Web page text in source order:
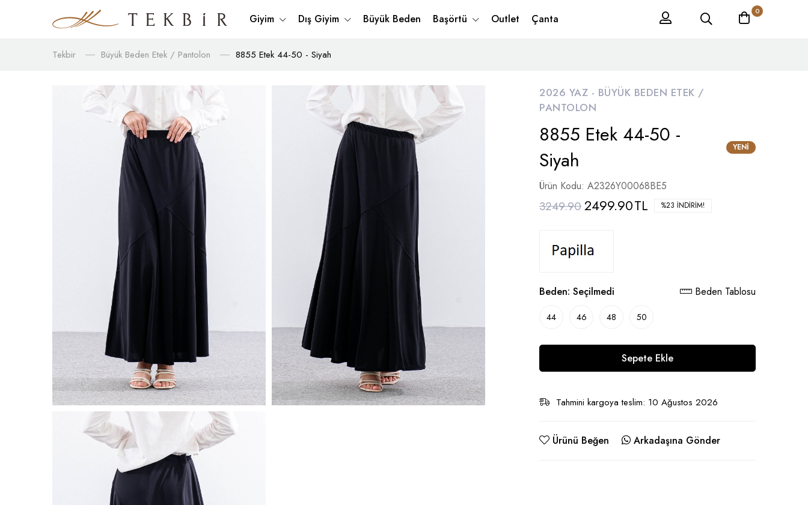
Giyim Dış Giyim Büyük Beden Başörtü Outlet Çanta
0
Tekbir Büyük Beden Etek / Pantolon 8855 Etek 44-50 - Siyah
2026 YAZ - BÜYÜK BEDEN ETEK /
PANTOLON
8855 Etek 44-50 -
Siyah
YENI
Ürün Kodu: A2326Y00068BE5
3249.902499.90TL %23 İNDIRIM!
Beden: Seçilmedi Beden Tablosu
44 46 48 50
Sepete Ekle
Tahmini kargoya teslim: 10 Ağustos 2026
Ürünü Beğen Arkadaşına Gönder